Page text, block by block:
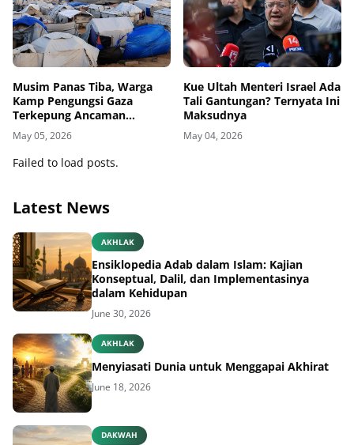
Musim Panas Tiba, Warga
Kamp Pengungsi Gaza
Terkepung Ancaman
Penyakit Kulit
May 05, 2026
Kue Ultah Menteri Israel Ada
Tali Gantungan? Ternyata Ini
Maksudnya
May 04, 2026
Failed to load posts.
Latest News
AKHLAK
Ensiklopedia Adab dalam Islam: Kajian
Konseptual, Dalil, dan Implementasinya
dalam Kehidupan
June 30, 2026
AKHLAK
Menyiasati Dunia untuk Menggapai Akhirat
June 18, 2026
DAKWAH